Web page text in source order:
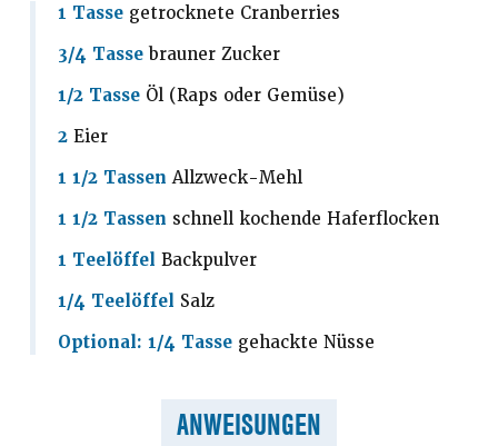
1 Tasse getrocknete Cranberries
3/4 Tasse brauner Zucker
1/2 Tasse Öl (Raps oder Gemüse)
2 Eier
1 1/2 Tassen Allzweck-Mehl
1 1/2 Tassen schnell kochende Haferflocken
1 Teelöffel Backpulver
1/4 Teelöffel Salz
Optional: 1/4 Tasse gehackte Nüsse
ANWEISUNGEN